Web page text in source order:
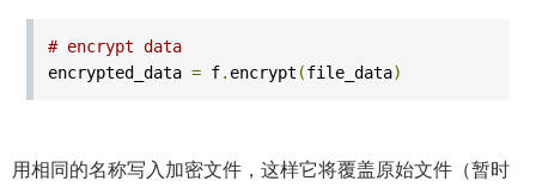
# encrypt data
encrypted_data =f. encrypt (file_data)
用相同的名称写入加密文件，这样它将覆盖原始文件（暂时